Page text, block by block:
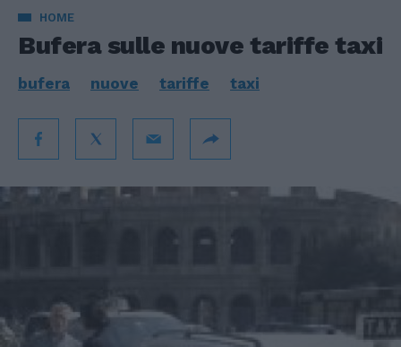
HOME
Bufera sulle nuove tariffe taxi
bufera nuove tariffe taxi